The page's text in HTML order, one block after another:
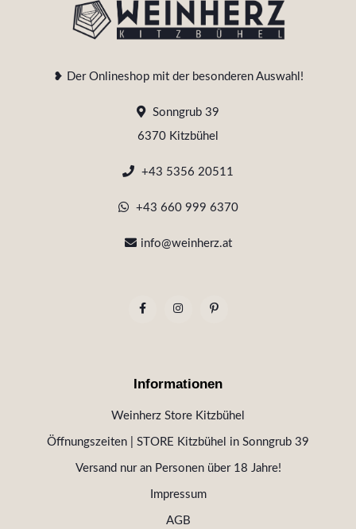
❥ Der Onlineshop mit der besonderen Auswahl!
Sonngrub 39
6370 Kitzbühel
+43 5356 20511
+43 660 999 6370
info@weinherz.at
Informationen
Weinherz Store Kitzbühel
Öffnungszeiten | STORE Kitzbühel in Sonngrub 39
Versand nur an Personen über 18 Jahre!
Impressum
AGB